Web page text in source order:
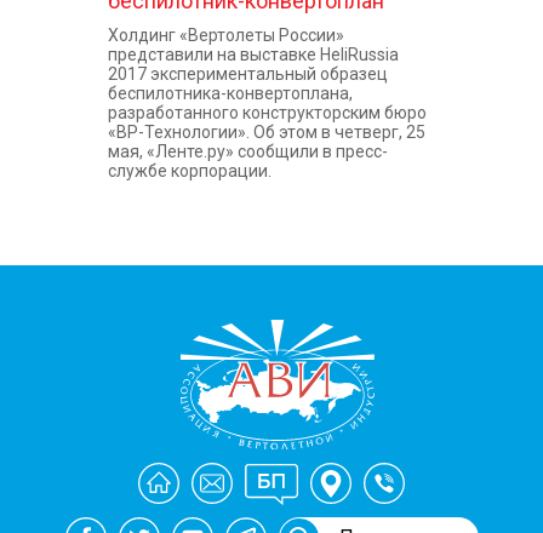
Холдинг «Вертолеты России»
представили на выставке HeliRussia
2017 экспериментальный образец
беспилотника-конвертоплана,
разработанного конструкторским бюро
«ВР-Технологии». Об этом в четверг, 25
мая, «Ленте.ру» сообщили в пресс-
службе корпорации.